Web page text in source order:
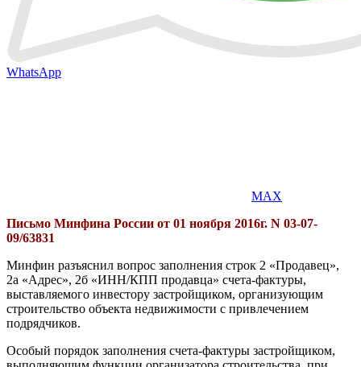
WhatsApp
MAX
Письмо Минфина России от 01 ноября 2016г. N 03-07-
09/63831
Минфин разъяснил вопрос заполнения строк 2 «Продавец»,
2а «Адрес», 2б «ИНН/КПП продавца» счета-фактуры,
выставляемого инвестору застройщиком, организующим
строительство объекта недвижимости с привлечением
подрядчиков.
Особый порядок заполнения счета-фактуры застройщиком,